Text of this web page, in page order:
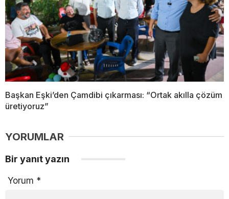
Başkan Eşki’den Çamdibi çıkarması: “Ortak akılla çözüm
üretiyoruz”
YORUMLAR
Bir yanıt yazın
Yorum *